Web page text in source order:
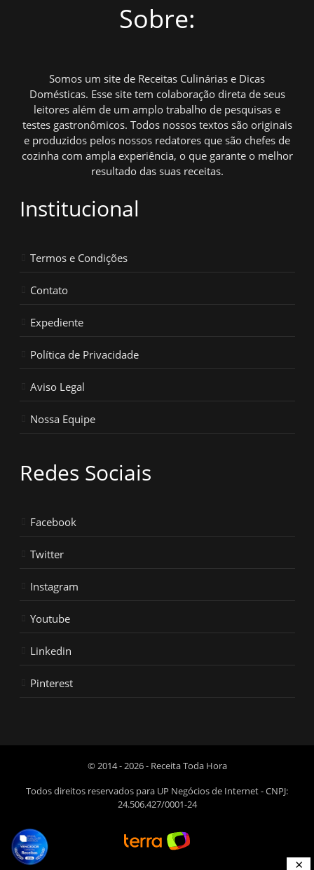
Sobre:
Somos um site de Receitas Culinárias e Dicas
Domésticas. Esse site tem colaboração direta de seus
leitores além de um amplo trabalho de pesquisas e
testes gastronômicos. Todos nossos textos são originais
e produzidos pelos nossos redatores que são chefes de
cozinha com ampla experiência, o que garante o melhor
resultado das suas receitas.
Institucional
Termos e Condições
Contato
Expediente
Política de Privacidade
Aviso Legal
Nossa Equipe
Redes Sociais
Facebook
Twitter
Instagram
Youtube
Linkedin
Pinterest
© 2014 - 2026 - Receita Toda Hora
Todos direitos reservados para UP Negócios de Internet - CNPJ:
24.506.427/0001-24
×